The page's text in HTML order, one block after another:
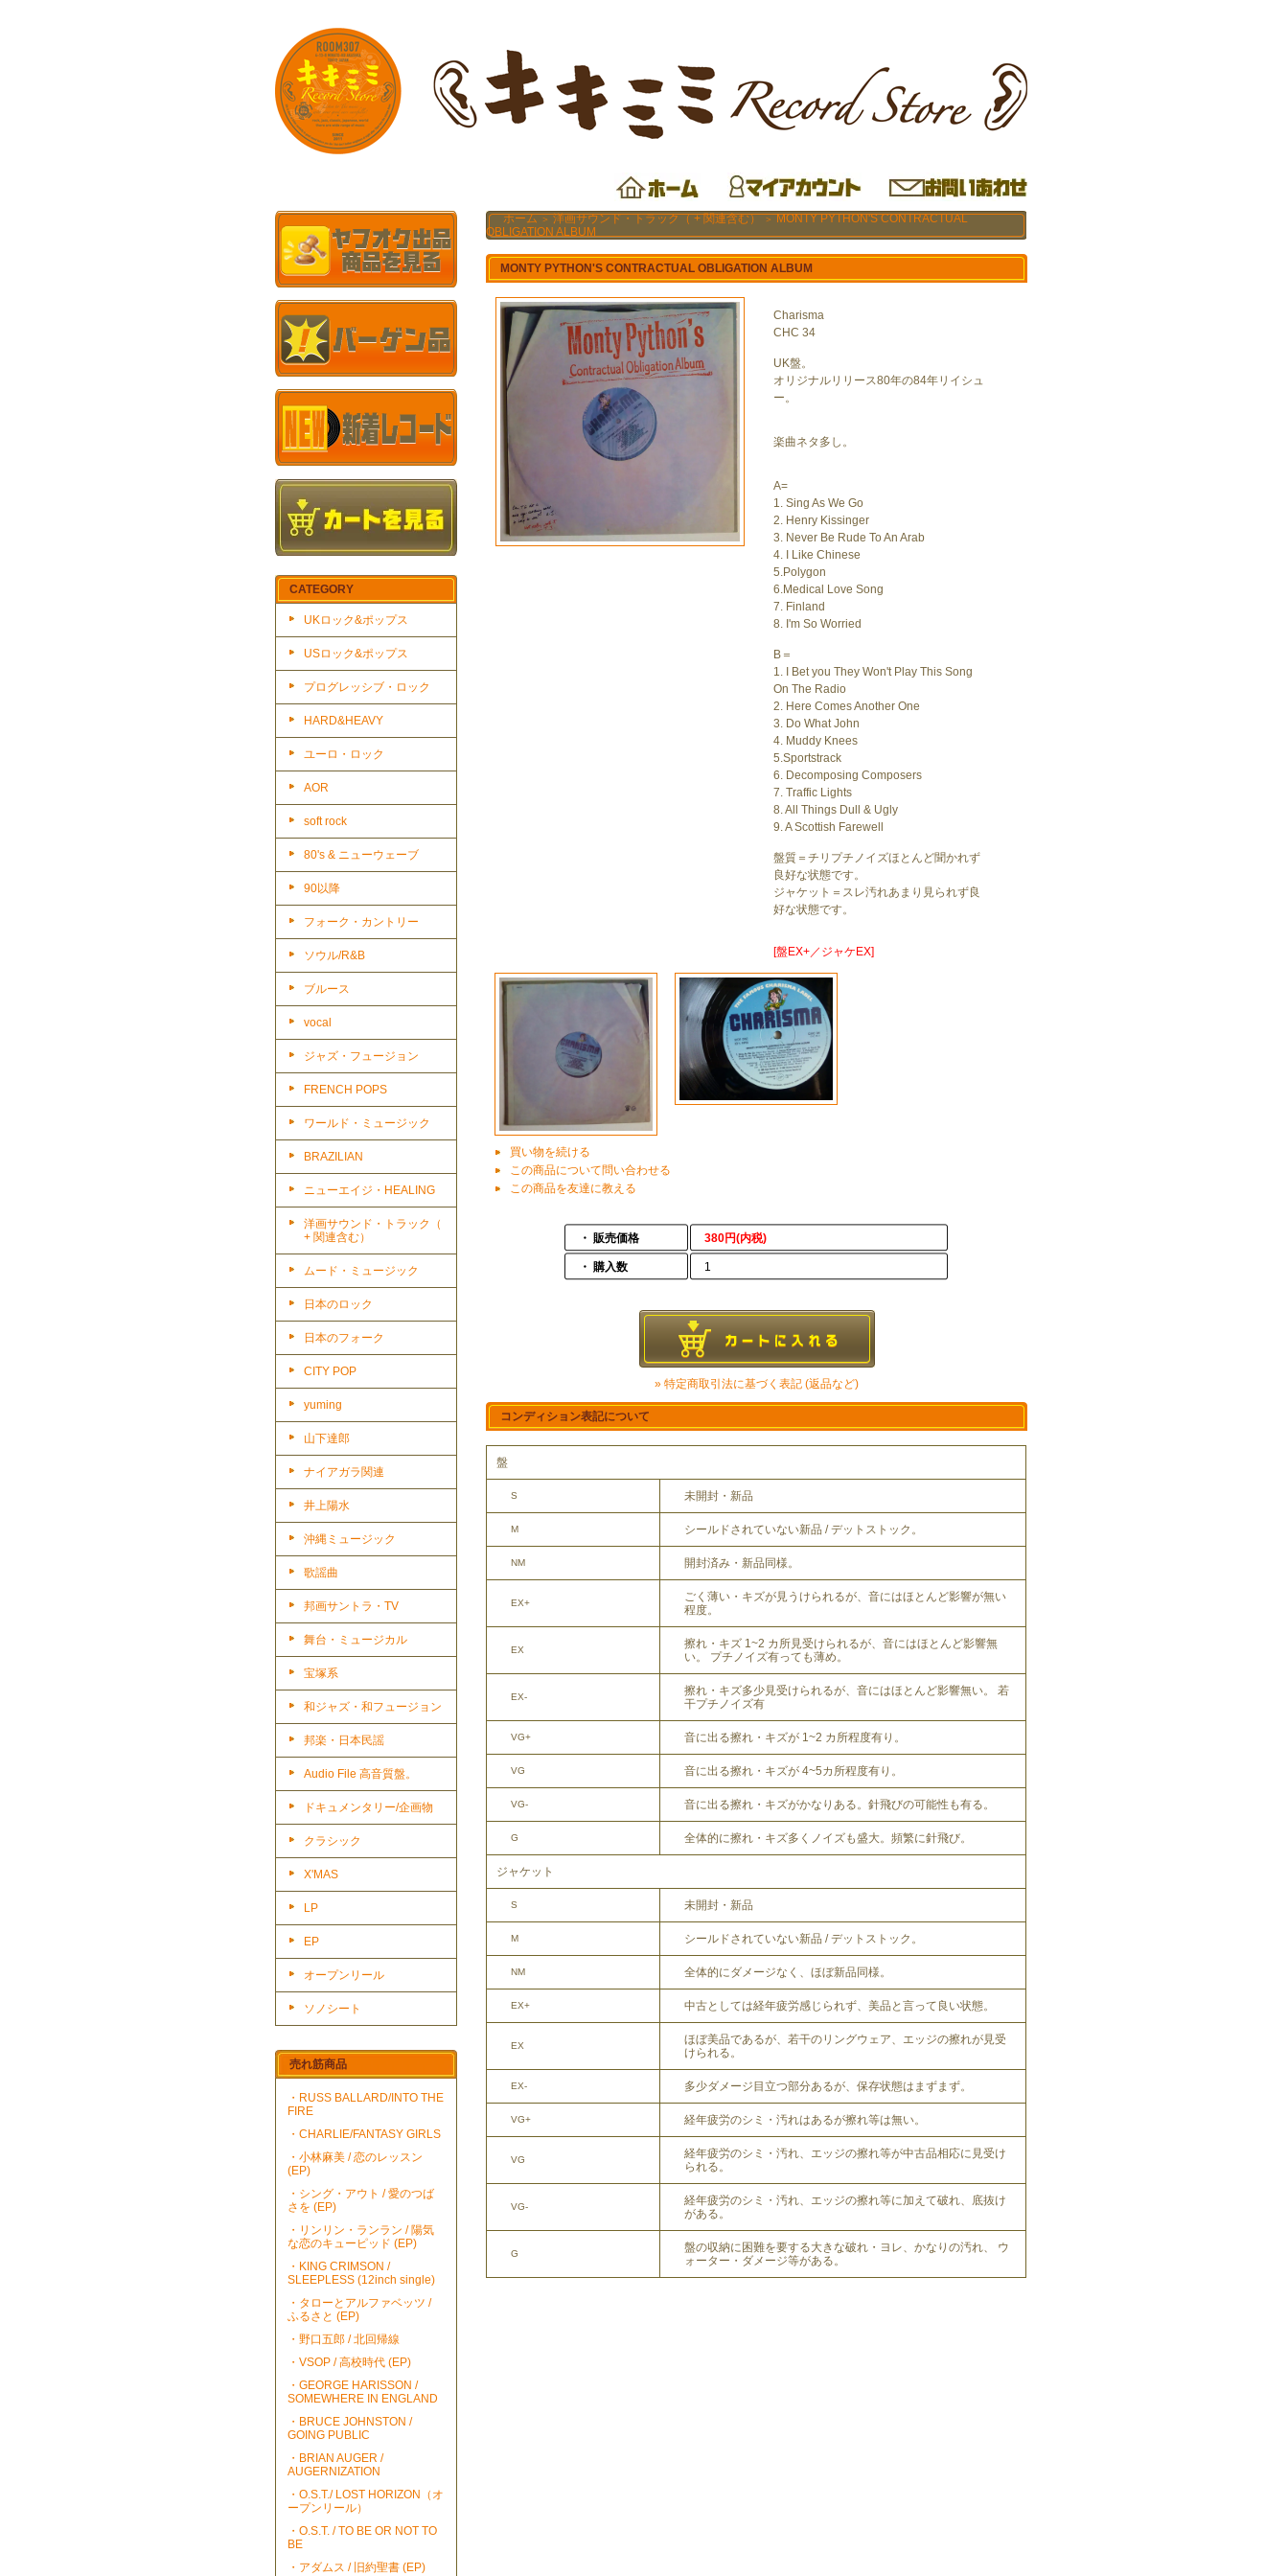
CATEGORY
UKロック&ポップス
USロック&ポップス
プログレッシブ・ロック
HARD&HEAVY
ユーロ・ロック
AOR
soft rock
80's & ニューウェーブ
90以降
フォーク・カントリー
ソウル/R&B
ブルース
vocal
ジャズ・フュージョン
FRENCH POPS
ワールド・ミュージック
BRAZILIAN
ニューエイジ・HEALING
洋画サウンド・トラック（
+ 関連含む）
ムード・ミュージック
日本のロック
日本のフォーク
CITY POP
yuming
山下達郎
ナイアガラ関連
井上陽水
沖縄ミュージック
歌謡曲
邦画サントラ・TV
舞台・ミュージカル
宝塚系
和ジャズ・和フュージョン
邦楽・日本民謡
Audio File 高音質盤。
ドキュメンタリー/企画物
クラシック
X'MAS
LP
EP
オープンリール
ソノシート
売れ筋商品
・RUSS BALLARD/INTO THE
FIRE
・CHARLIE/FANTASY GIRLS
・小林麻美 / 恋のレッスン
(EP)
・シング・アウト / 愛のつば
さを (EP)
・リンリン・ランラン / 陽気
な恋のキューピッド (EP)
・KING CRIMSON /
SLEEPLESS (12inch single)
・タローとアルファベッツ /
ふるさと (EP)
・野口五郎 / 北回帰線
・VSOP / 高校時代 (EP)
・GEORGE HARISSON /
SOMEWHERE IN ENGLAND
・BRUCE JOHNSTON /
GOING PUBLIC
・BRIAN AUGER /
AUGERNIZATION
・O.S.T./ LOST HORIZON（オ
ープンリール）
・O.S.T. / TO BE OR NOT TO
BE
・アダムス / 旧約聖書 (EP)
ホーム ＞ 洋画サウンド・トラック（ + 関連含む） ＞ MONTY PYTHON'S CONTRACTUAL
OBLIGATION ALBUM
MONTY PYTHON'S CONTRACTUAL OBLIGATION ALBUM
Charisma
CHC 34
UK盤。
オリジナルリリース80年の84年リイシュ
ー。
楽曲ネタ多し。
A=
1. Sing As We Go
2. Henry Kissinger
3. Never Be Rude To An Arab
4. I Like Chinese
5.Polygon
6.Medical Love Song
7. Finland
8. I'm So Worried
B＝
1. I Bet you They Won't Play This Song
On The Radio
2. Here Comes Another One
3. Do What John
4. Muddy Knees
5.Sportstrack
6. Decomposing Composers
7. Traffic Lights
8. All Things Dull & Ugly
9. A Scottish Farewell
盤質＝チリプチノイズほとんど聞かれず
良好な状態です。
ジャケット＝スレ汚れあまり見られず良
好な状態です。
[盤EX+／ジャケEX]
買い物を続ける
この商品について問い合わせる
この商品を友達に教える
・ 販売価格 380円(内税)
・ 購入数 1
» 特定商取引法に基づく表記 (返品など)
コンディション表記について
盤
S 未開封・新品
M シールドされていない新品 / デットストック。
NM 開封済み・新品同様。
EX+
ごく薄い・キズが見うけられるが、音にはほとんど影響が無い
程度。
EX
擦れ・キズ 1~2 カ所見受けられるが、音にはほとんど影響無
い。 プチノイズ有っても薄め。
EX-
擦れ・キズ多少見受けられるが、音にはほとんど影響無い。 若
干プチノイズ有
VG+ 音に出る擦れ・キズが 1~2 カ所程度有り。
VG 音に出る擦れ・キズが 4~5カ所程度有り。
VG- 音に出る擦れ・キズがかなりある。針飛びの可能性も有る。
G 全体的に擦れ・キズ多くノイズも盛大。頻繁に針飛び。
ジャケット
S 未開封・新品
M シールドされていない新品 / デットストック。
NM 全体的にダメージなく、ほぼ新品同様。
EX+ 中古としては経年疲労感じられず、美品と言って良い状態。
EX
ほぼ美品であるが、若干のリングウェア、エッジの擦れが見受
けられる。
EX- 多少ダメージ目立つ部分あるが、保存状態はまずまず。
VG+ 経年疲労のシミ・汚れはあるが擦れ等は無い。
VG
経年疲労のシミ・汚れ、エッジの擦れ等が中古品相応に見受け
られる。
VG-
経年疲労のシミ・汚れ、エッジの擦れ等に加えて破れ、底抜け
がある。
G
盤の収納に困難を要する大きな破れ・ヨレ、かなりの汚れ、 ウ
ォーター・ダメージ等がある。